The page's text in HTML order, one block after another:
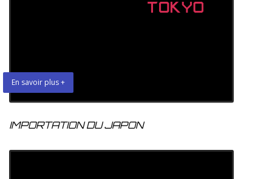
En savoir plus +
IMPORTATION DU JAPON